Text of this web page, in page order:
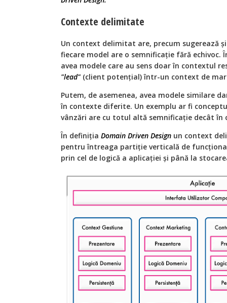
Contexte delimitate
Un context delimitat are, precum sugerează
fiecare model are o semnificație fără
avea modele care au sens doar în contextul
"lead" (client potențial) într-un context de
Putem, de asemenea, avea modele similare
în contexte diferite. Un exemplu ar fi
vânzări are cu totul altă semnificație decât în
În definiția Domain Driven Design un context
pentru întreaga partiție verticală de
prin cel de logică a aplicației și până la